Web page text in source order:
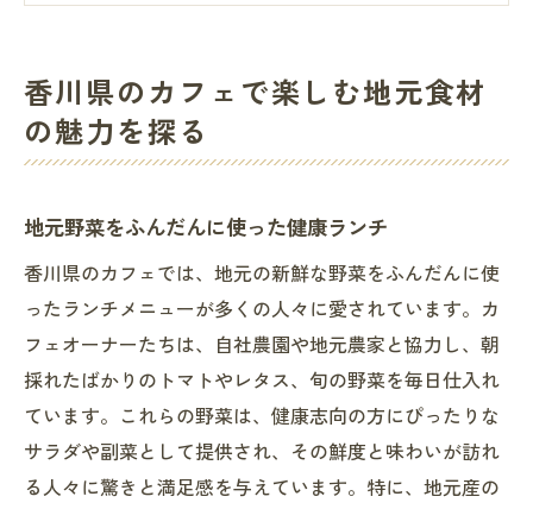
夏のフルーツを使った爽やかスイーツ
秋の味覚を活かした特製タルト
冬の香川県産柑橘を使用した温かいドリン
ク
季節限定の和風スイーツが楽しめるスポッ
ト
四季折々の花を眺めながら楽しむカフェタ
イム
香川県のカフェで楽しむ地元食材
の魅力を探る
地元野菜をふんだんに使った健康ランチ
香川県のカフェでは、地元の新鮮な野菜をふんだんに使
ったランチメニューが多くの人々に愛されています。カ
フェオーナーたちは、自社農園や地元農家と協力し、朝
採れたばかりのトマトやレタス、旬の野菜を毎日仕入れ
ています。これらの野菜は、健康志向の方にぴったりな
サラダや副菜として提供され、その鮮度と味わいが訪れ
る人々に驚きと満足感を与えています。特に、地元産の